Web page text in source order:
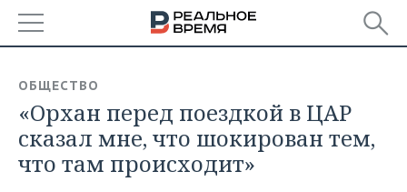
БАШКОРТОСТАН
ТАТАРСТАН
НОВОСТИ
АНАЛИТИКА
ОБЩЕСТВО
«Орхан перед поездкой в ЦАР
сказал мне, что шокирован тем,
что там происходит»